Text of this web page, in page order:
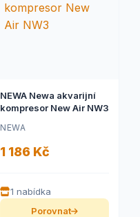
NEWA Newa akvarijní
kompresor New Air NW3
NEWA
1 186 Kč
1 nabídka
Porovnat